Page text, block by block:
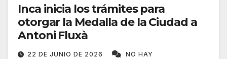
Inca inicia los trámites para
otorgar la Medalla de la Ciudad a
Antoni Fluxà
22 DE JUNIO DE 2026
NO HAY